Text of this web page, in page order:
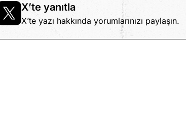
X’te yanıtla
X’te yazı hakkında yorumlarınızı paylaşın.